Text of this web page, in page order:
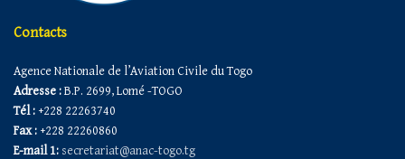
Contacts
Agence Nationale de l’Aviation Civile du Togo
Adresse :B.P. 2699, Lomé -TOGO
Tél : +228 22263740
Fax : +228 22260860
E-mail 1: secretariat@anac-togo.tg